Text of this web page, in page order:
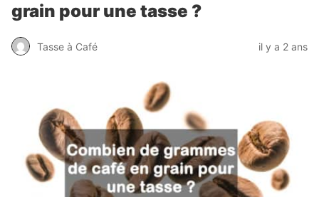
grain pour une tasse ?
Tasse à Café il y a 2 ans